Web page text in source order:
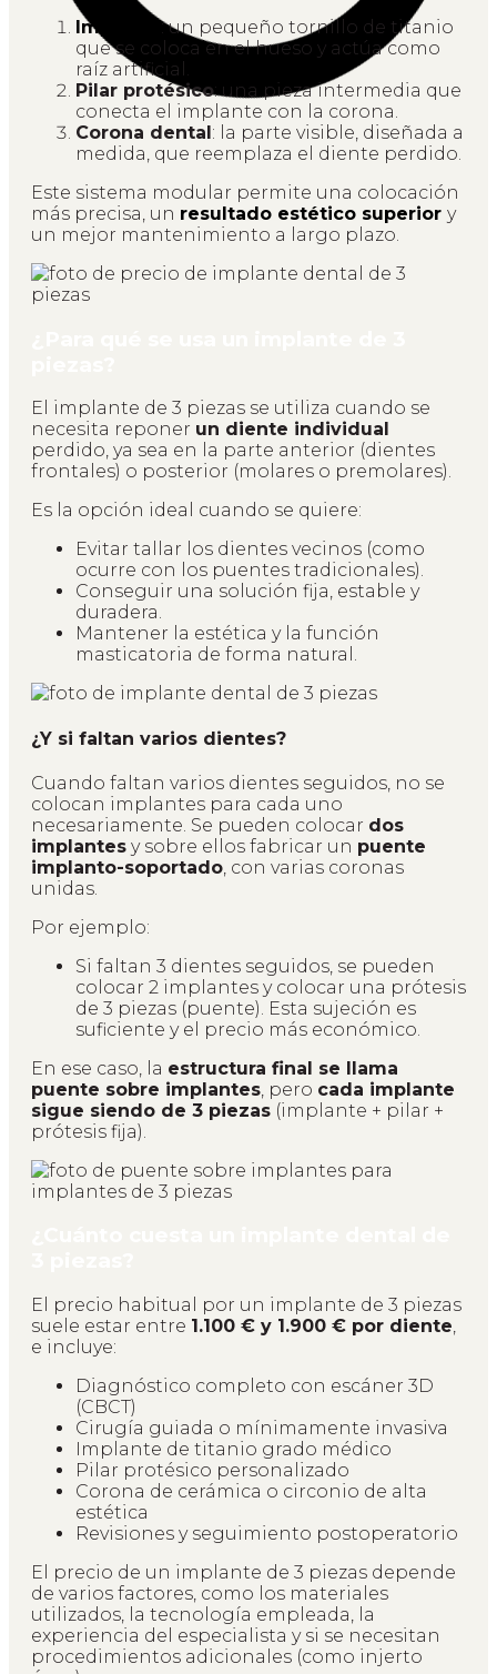
Implante: un pequeño tornillo de titanio
que se coloca en el hueso y actúa como
raíz artificial.
Pilar protésico: una pieza intermedia que
conecta el implante con la corona.
Corona dental: la parte visible, diseñada a
medida, que reemplaza el diente perdido.
Este sistema modular permite una colocación
más precisa, un resultado estético superior y
un mejor mantenimiento a largo plazo.
El implante de 3 piezas se utiliza cuando se
necesita reponer un diente individual
perdido, ya sea en la parte anterior (dientes
frontales) o posterior (molares o premolares).
Es la opción ideal cuando se quiere:
Evitar tallar los dientes vecinos (como
ocurre con los puentes tradicionales).
Conseguir una solución fija, estable y
duradera.
Mantener la estética y la función
masticatoria de forma natural.
¿Y si faltan varios dientes?
Cuando faltan varios dientes seguidos, no se
colocan implantes para cada uno
necesariamente. Se pueden colocar dos
implantes y sobre ellos fabricar un puente
implanto-soportado , con varias coronas
unidas.
Por ejemplo:
Si faltan 3 dientes seguidos, se pueden
colocar 2 implantes y colocar una prótesis
de 3 piezas (puente). Esta sujeción es
suficiente y el precio más económico.
En ese caso, la estructura final se llama
puente sobre implantes , pero cada implante
sigue siendo de 3 piezas (implante + pilar +
prótesis fija).
El precio habitual por un implante de 3 piezas
suele estar entre 1.100 € y 1.900 € por diente,
e incluye:
Diagnóstico completo con escáner 3D
(CBCT)
Cirugía guiada o mínimamente invasiva
Implante de titanio grado médico
Pilar protésico personalizado
Corona de cerámica o circonio de alta
estética
Revisiones y seguimiento postoperatorio
El precio de un implante de 3 piezas depende
de varios factores, como los materiales
utilizados, la tecnología empleada, la
experiencia del especialista y si se necesitan
procedimientos adicionales (como injerto